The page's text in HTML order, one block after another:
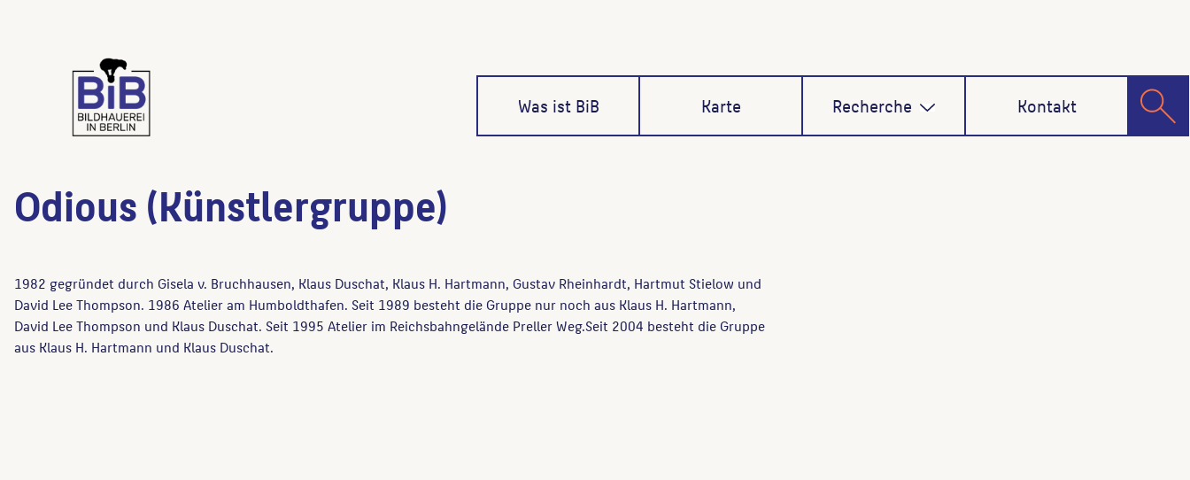
Was ist BiB Karte Recherche Kontakt
Odious (Künstlergruppe)
1982 gegründet durch Gisela v. Bruchhausen, Klaus Duschat, Klaus H. Hartmann, Gustav Rheinhardt, Hartmut Stielow und
David Lee Thompson. 1986 Atelier am Humboldthafen. Seit 1989 besteht die Gruppe nur noch aus Klaus H. Hartmann,
David Lee Thompson und Klaus Duschat. Seit 1995 Atelier im Reichsbahngelände Preller Weg.Seit 2004 besteht die Gruppe
aus Klaus H. Hartmann und Klaus Duschat.